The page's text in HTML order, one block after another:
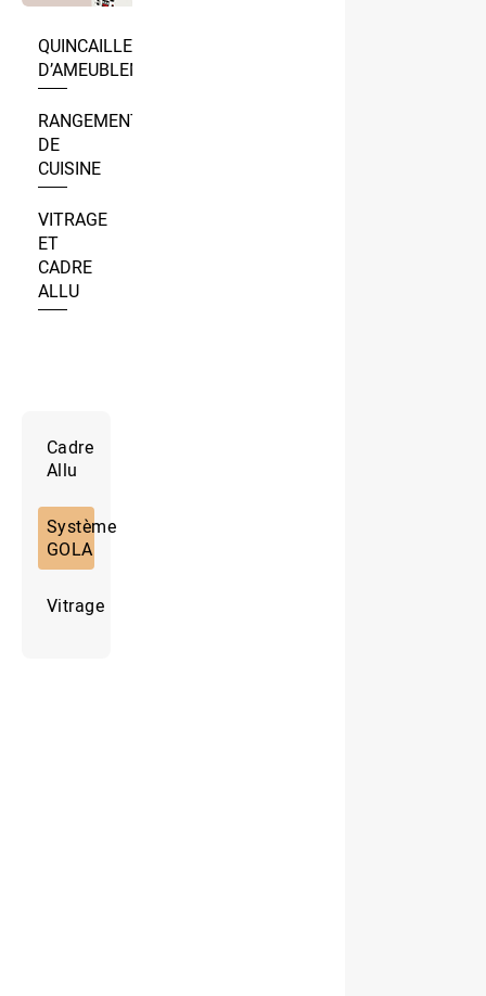
QUINCAILLERIE
D’AMEUBLEMENT
RANGEMENT
DE
CUISINE
VITRAGE
ET
CADRE
ALLU
Cadre
Allu
Système
GOLA
Vitrage